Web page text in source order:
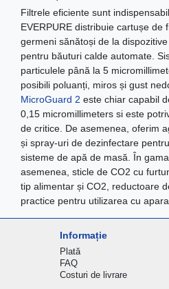
Filtrele eficiente sunt
EVERPURE distribuie cartușe de
germeni sănătoși de la
pentru băuturi calde automate.
particulele până la 5
posibili poluanți, miros și gust
MicroGuard 2 este chiar capabil
0,15 micromillimeters si este
de critice. De asemenea, oferim
și spray-uri de dezinfectare
sisteme de apă de masă. În
asemenea, sticle de CO2 cu
tip alimentar și CO2, reductoare
practice pentru utilizarea cu
Informație
Plată
FAQ
Costuri de livrare